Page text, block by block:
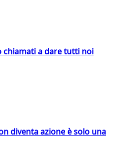
a dare tutti noi
diventa azione è solo una